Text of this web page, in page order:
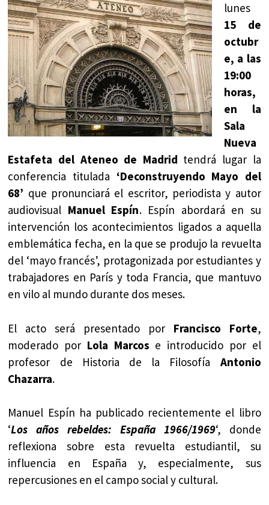
lunes
15 de
octubr
e, a las
19:00
horas,
en la
Sala
Nueva
Estafeta del Ateneo de Madrid tendrá lugar la
conferencia titulada ‘Deconstruyendo Mayo del
68’ que pronunciará el escritor, periodista y autor
audiovisual Manuel Espín. Espín abordará en su
intervención los acontecimientos ligados a aquella
emblemática fecha, en la que se produjo la revuelta
del ‘mayo francés’, protagonizada por estudiantes y
trabajadores en París y toda Francia, que mantuvo
en vilo al mundo durante dos meses.
El acto será presentado por Francisco Forte,
moderado por Lola Marcos e introducido por el
profesor de Historia de la Filosofía Antonio
Chazarra.
Manuel Espín ha publicado recientemente el libro
‘Los años rebeldes: España 1966/1969‘, donde
reflexiona sobre esta revuelta estudiantil, su
influencia en España y, especialmente, sus
repercusiones en el campo social y cultural.